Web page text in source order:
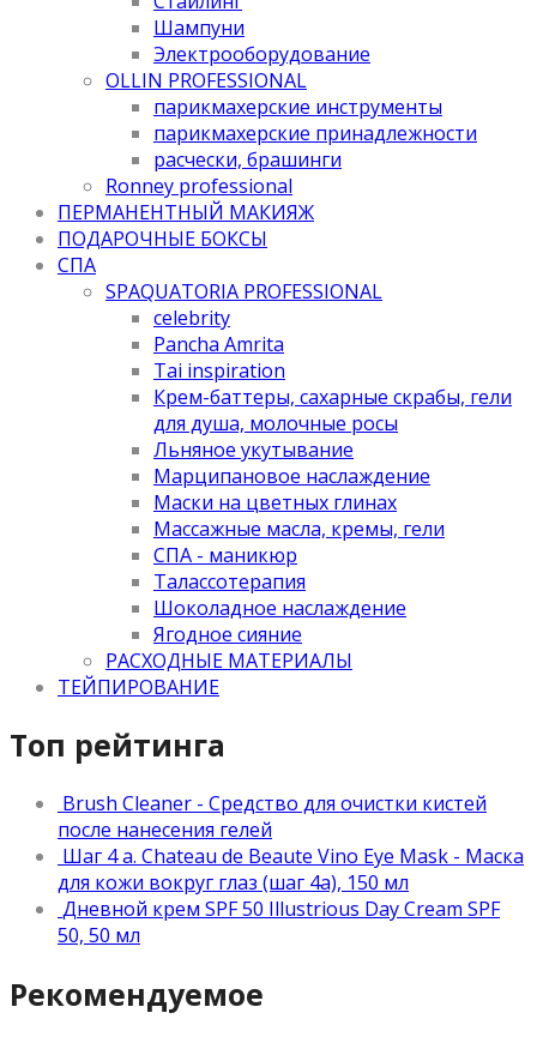
Шампуни
Электрооборудование
OLLIN PROFESSIONAL
парикмахерские инструменты
парикмахерские принадлежности
расчески, брашинги
Ronney professional
ПЕРМАНЕНТНЫЙ МАКИЯЖ
ПОДАРОЧНЫЕ БОКСЫ
СПА
SPAQUATORIA PROFESSIONAL
celebrity
Pancha Amrita
Tai inspiration
Крем-баттеры, сахарные скрабы, гели
для душа, молочные росы
Льняное укутывание
Марципановое наслаждение
Маски на цветных глинах
Массажные масла, кремы, гели
СПА - маникюр
Талассотерапия
Шоколадное наслаждение
Ягодное сияние
РАСХОДНЫЕ МАТЕРИАЛЫ
ТЕЙПИРОВАНИЕ
Топ рейтинга
Brush Cleaner - Средство для очистки кистей
после нанесения гелей
Шаг 4 a. Chateau de Beaute Vino Eye Mask - Маска
для кожи вокруг глаз (шаг 4а), 150 мл
Дневной крем SPF 50 Illustrious Day Cream SPF
50, 50 мл
Рекомендуемое